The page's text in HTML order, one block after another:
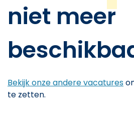
niet meer
Bekijk onze andere vacatures
te zetten.